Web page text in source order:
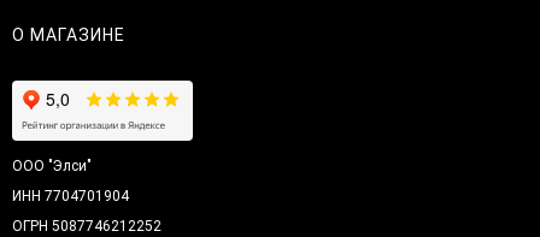
О МАГАЗИНЕ
ООО "Элси"
ИНН 7704701904
ОГРН 5087746212252